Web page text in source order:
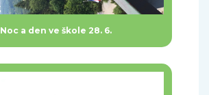
Noc a den ve škole 28. 6.